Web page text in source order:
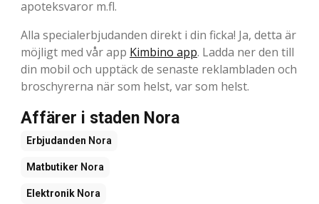
apoteksvaror m.fl.
Alla specialerbjudanden direkt i din ficka! Ja, detta är
möjligt med vår app Kimbino app. Ladda ner den till
din mobil och upptäck de senaste reklambladen och
broschyrerna när som helst, var som helst.
Affärer i staden Nora
Erbjudanden Nora
Matbutiker Nora
Elektronik Nora